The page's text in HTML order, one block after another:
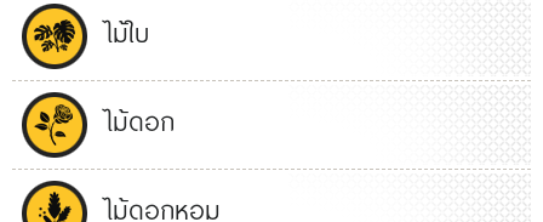
ไม้ใบ
ไม้ดอก
ไม้ดอกหอม